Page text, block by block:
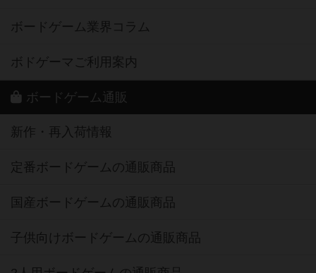
ボードゲーム業界コラム
ボドゲーマご利用案内
ボードゲーム通販
新作・再入荷情報
定番ボードゲームの通販商品
国産ボードゲームの通販商品
子供向けボードゲームの通販商品